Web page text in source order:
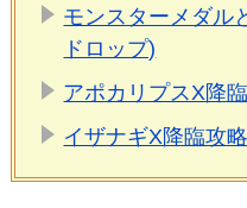
モンスターメダル
ドロップ)
アポカリプスX降
イザナギX降臨攻